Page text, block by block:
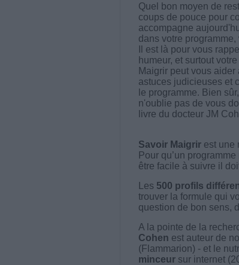
Quel bon moyen de
coups de pouce pour
accompagne
dans votre
Il est là pour vous
humeur, et surtout
Maigrir peut vous
astuces judicieuses et
le programme. Bien
n'oublie pas de vous
livre du docteur JM
Savoir Maigrirest une
Pour qu’un
être facile à suivre il
Les 500 profils
trouver la formule qui
question de bon sens,
A la pointe de la
Cohen est auteur de
(Flammarion) - et le
minceursur internet